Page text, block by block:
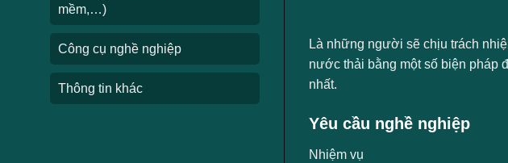
mềm,…)
Công cụ nghề nghiệp
Thông tin khác
Là những người sẽ chịu trách
nước thải bằng một số biện pháp
nhất.
Yêu cầu nghề nghiệp
Nhiệm vụ